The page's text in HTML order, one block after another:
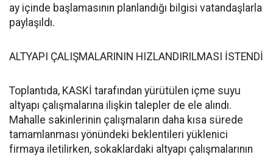
ay içinde başlamasının planlandığı bilgisi vatandaşlarla
paylaşıldı.
ALTYAPI ÇALIŞMALARININ HIZLANDIRILMASI İSTENDİ
Toplantıda, KASKİ tarafından yürütülen içme suyu
altyapı çalışmalarına ilişkin talepler de ele alındı.
Mahalle sakinlerinin çalışmaların daha kısa sürede
tamamlanması yönündeki beklentileri yüklenici
firmaya iletilirken, sokaklardaki altyapı çalışmalarının